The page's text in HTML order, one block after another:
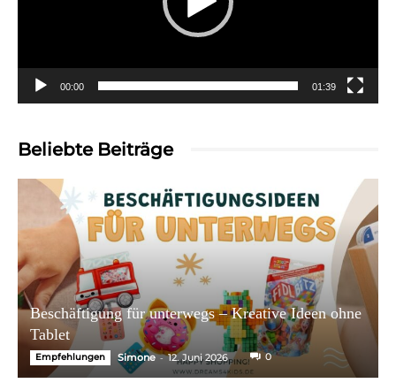
00:00 01:39
Beliebte Beiträge
Beschäftigung für unterwegs – Kreative Ideen ohne
Tablet
Empfehlungen Simone - 12. Juni 2026 0